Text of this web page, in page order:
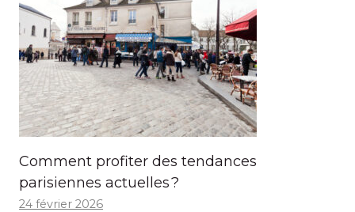
Comment profiter des tendances
parisiennes actuelles ?
24 février 2026